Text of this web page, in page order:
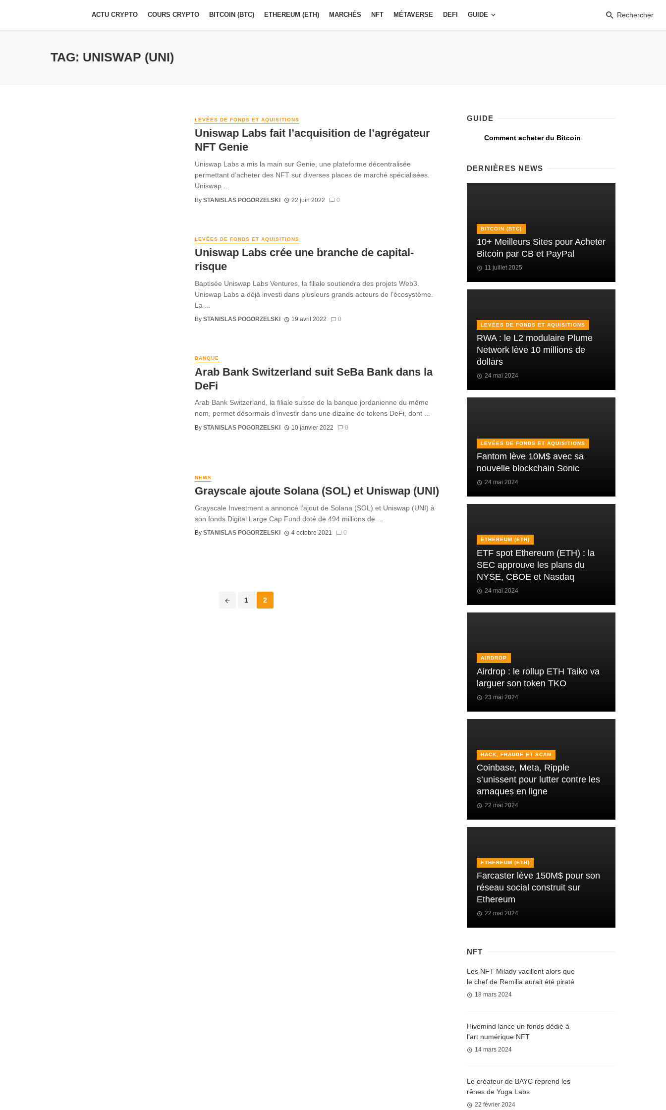
ACTU CRYPTO COURS CRYPTO BITCOIN (BTC) ETHEREUM (ETH) MARCHÉS NFT MÉTAVERSE DEFI GUIDE Rechercher
TAG: UNISWAP (UNI)
LEVÉES DE FONDS ET AQUISITIONS
Uniswap Labs fait l’acquisition de l’agrégateur
NFT Genie
Uniswap Labs a mis la main sur Genie, une plateforme décentralisée
permettant d’acheter des NFT sur diverses places de marché spécialisées.
Uniswap ...
By STANISLAS POGORZELSKI 22 juin 2022 0
LEVÉES DE FONDS ET AQUISITIONS
Uniswap Labs crée une branche de capital-
risque
Baptisée Uniswap Labs Ventures, la filiale soutiendra des projets Web3.
Uniswap Labs a déjà investi dans plusieurs grands acteurs de l’écosystème.
La ...
By STANISLAS POGORZELSKI 19 avril 2022 0
BANQUE
Arab Bank Switzerland suit SeBa Bank dans la
DeFi
Arab Bank Switzerland, la filiale suisse de la banque jordanienne du même
nom, permet désormais d’investir dans une dizaine de tokens DeFi, dont ...
By STANISLAS POGORZELSKI 10 janvier 2022 0
NEWS
Grayscale ajoute Solana (SOL) et Uniswap (UNI)
Grayscale Investment a annoncé l’ajout de Solana (SOL) et Uniswap (UNI) à
son fonds Digital Large Cap Fund doté de 494 millions de ...
By STANISLAS POGORZELSKI 4 octobre 2021 0
1 2
GUIDE
Comment acheter du Bitcoin
DERNIÈRES NEWS
BITCOIN (BTC)
10+ Meilleurs Sites pour Acheter
Bitcoin par CB et PayPal
11 juillet 2025
LEVÉES DE FONDS ET AQUISITIONS
RWA : le L2 modulaire Plume
Network lève 10 millions de
dollars
24 mai 2024
LEVÉES DE FONDS ET AQUISITIONS
Fantom lève 10M$ avec sa
nouvelle blockchain Sonic
24 mai 2024
ETHEREUM (ETH)
ETF spot Ethereum (ETH) : la
SEC approuve les plans du
NYSE, CBOE et Nasdaq
24 mai 2024
AIRDROP
Airdrop : le rollup ETH Taiko va
larguer son token TKO
23 mai 2024
HACK, FRAUDE ET SCAM
Coinbase, Meta, Ripple
s’unissent pour lutter contre les
arnaques en ligne
22 mai 2024
ETHEREUM (ETH)
Farcaster lève 150M$ pour son
réseau social construit sur
Ethereum
22 mai 2024
NFT
Les NFT Milady vacillent alors que
le chef de Remilia aurait été piraté
18 mars 2024
Hivemind lance un fonds dédié à
l’art numérique NFT
14 mars 2024
Le créateur de BAYC reprend les
rênes de Yuga Labs
22 février 2024